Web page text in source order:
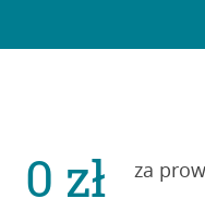
0 zł za